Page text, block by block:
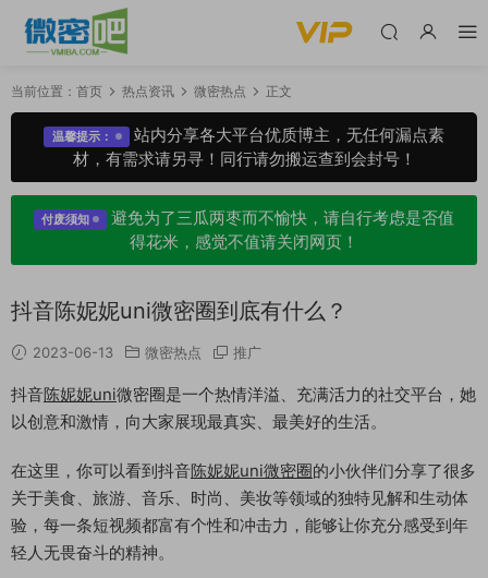
当前位置： 首页 热点资讯 微密热点 正文
温馨提示：
站内分享各大平台优质博主，无任何漏点素
材，有需求请另寻！同行请勿搬运查到会封号！
付废须知
避免为了三瓜两枣而不愉快，请自行考虑是否值
得花米，感觉不值请关闭网页！
抖音陈妮妮uni微密圈到底有什么？
2023-06-13 微密热点 推广
抖音陈妮妮uni微密圈是一个热情洋溢、充满活力的社交平台，她
以创意和激情，向大家展现最真实、最美好的生活。
在这里，你可以看到抖音陈妮妮uni微密圈的小伙伴们分享了很多
关于美食、旅游、音乐、时尚、美妆等领域的独特见解和生动体
验，每一条短视频都富有个性和冲击力，能够让你充分感受到年
轻人无畏奋斗的精神。